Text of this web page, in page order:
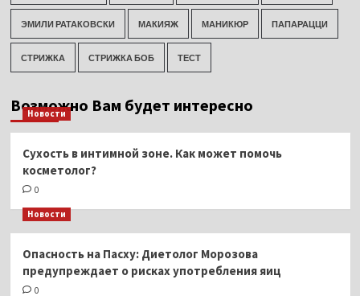
ЭМИЛИ РАТАКОВСКИ МАКИЯЖ МАНИКЮР ПАПАРАЦЦИ
СТРИЖКА СТРИЖКА БОБ ТЕСТ
Возможно Вам будет интересно
Новости
Сухость в интимной зоне. Как может помочь
косметолог?
0
Новости
Опасность на Пасху: Диетолог Морозова
предупреждает о рисках употребления яиц
0